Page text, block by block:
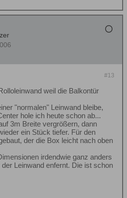
#13
weil die Balkontür
"normalen" Leinwand bleibe,
hole ich heute schon ab...
3m Breite vergrößern, dann
ein Stück tiefer. Für den
der die Box leicht nach oben
irdendwie ganz anders
Leinwand enfernt. Die ist schon